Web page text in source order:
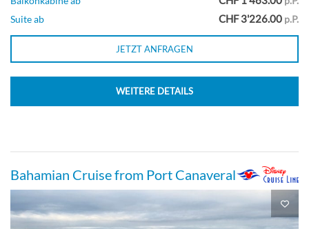
Suite ab
CHF 3'226.00 p.P.
JETZT ANFRAGEN
WEITERE DETAILS
Bahamian Cruise from Port Canaveral